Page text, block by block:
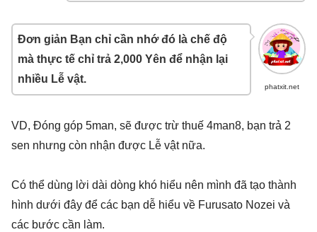
phatxit.net
Đơn giản Bạn chỉ cần nhớ đó là chế độ
mà thực tế chỉ trả 2,000 Yên để nhận lại
nhiều Lễ vật.
VD, Đóng góp 5man, sẽ được trừ thuế 4man8, bạn trả 2
sen nhưng còn nhận được Lễ vật nữa.
Có thể dùng lời dài dòng khó hiểu nên mình đã tạo thành
hình dưới đây để các bạn dễ hiểu về Furusato Nozei và
các bước cần làm.